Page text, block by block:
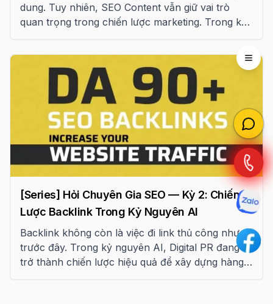
dung. Tuy nhiên, SEO Content vẫn giữ vai trò
quan trọng trong chiến lược marketing. Trong kỳ
[Series] Hỏi Chuyên Gia SEO — Kỳ 2: Chiến
Lược Backlink Trong Kỷ Nguyên AI
Backlink không còn là việc đi link thủ công như
trước đây. Trong kỷ nguyên AI, Digital PR đang
trở thành chiến lược hiệu quả để xây dựng hàng